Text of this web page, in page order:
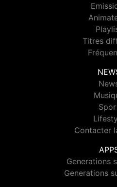
Titres
Contacter
Generations
Generations